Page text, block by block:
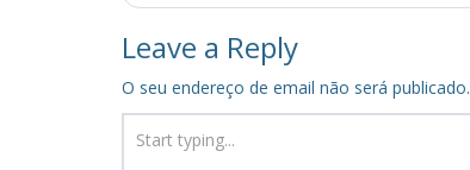
navigation
Leave a Reply
O seu endereço de email não será publicado.